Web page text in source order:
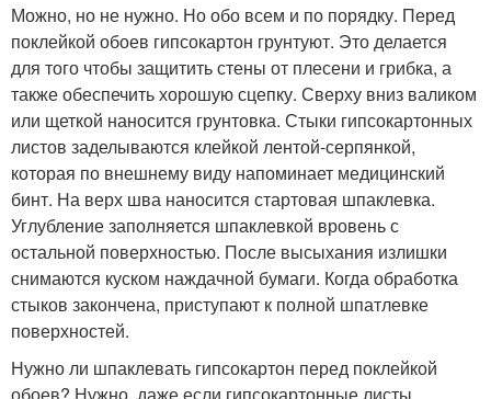
Можно, но не нужно. Но обо всем и по порядку. Перед
поклейкой обоев гипсокартон грунтуют. Это делается
для того чтобы защитить стены от плесени и грибка, а
также обеспечить хорошую сцепку. Сверху вниз валиком
или щеткой наносится грунтовка. Стыки гипсокартонных
листов заделываются клейкой лентой-серпянкой,
которая по внешнему виду напоминает медицинский
бинт. На верх шва наносится стартовая шпаклевка.
Углубление заполняется шпаклевкой вровень с
остальной поверхностью. После высыхания излишки
снимаются куском наждачной бумаги. Когда обработка
стыков закончена, приступают к полной шпатлевке
поверхностей.
Нужно ли шпаклевать гипсокартон перед поклейкой
обоев? Нужно, даже если гипсокартонные листы